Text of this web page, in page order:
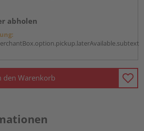
abholen
den Warenkorb